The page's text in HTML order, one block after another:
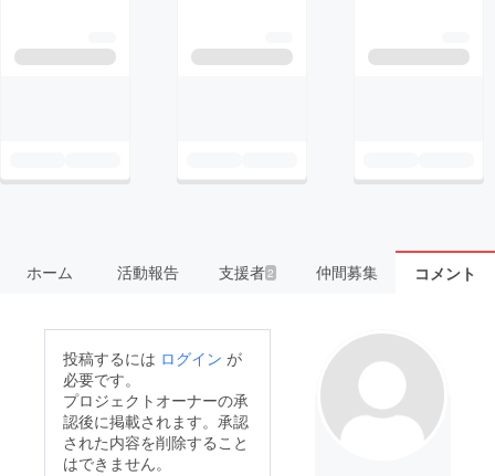
ホーム 活動報告 支援者2 仲間募集 コメント
投稿するには ログイン が
必要です。
プロジェクトオーナーの承
認後に掲載されます。承認
された内容を削除すること
はできません。